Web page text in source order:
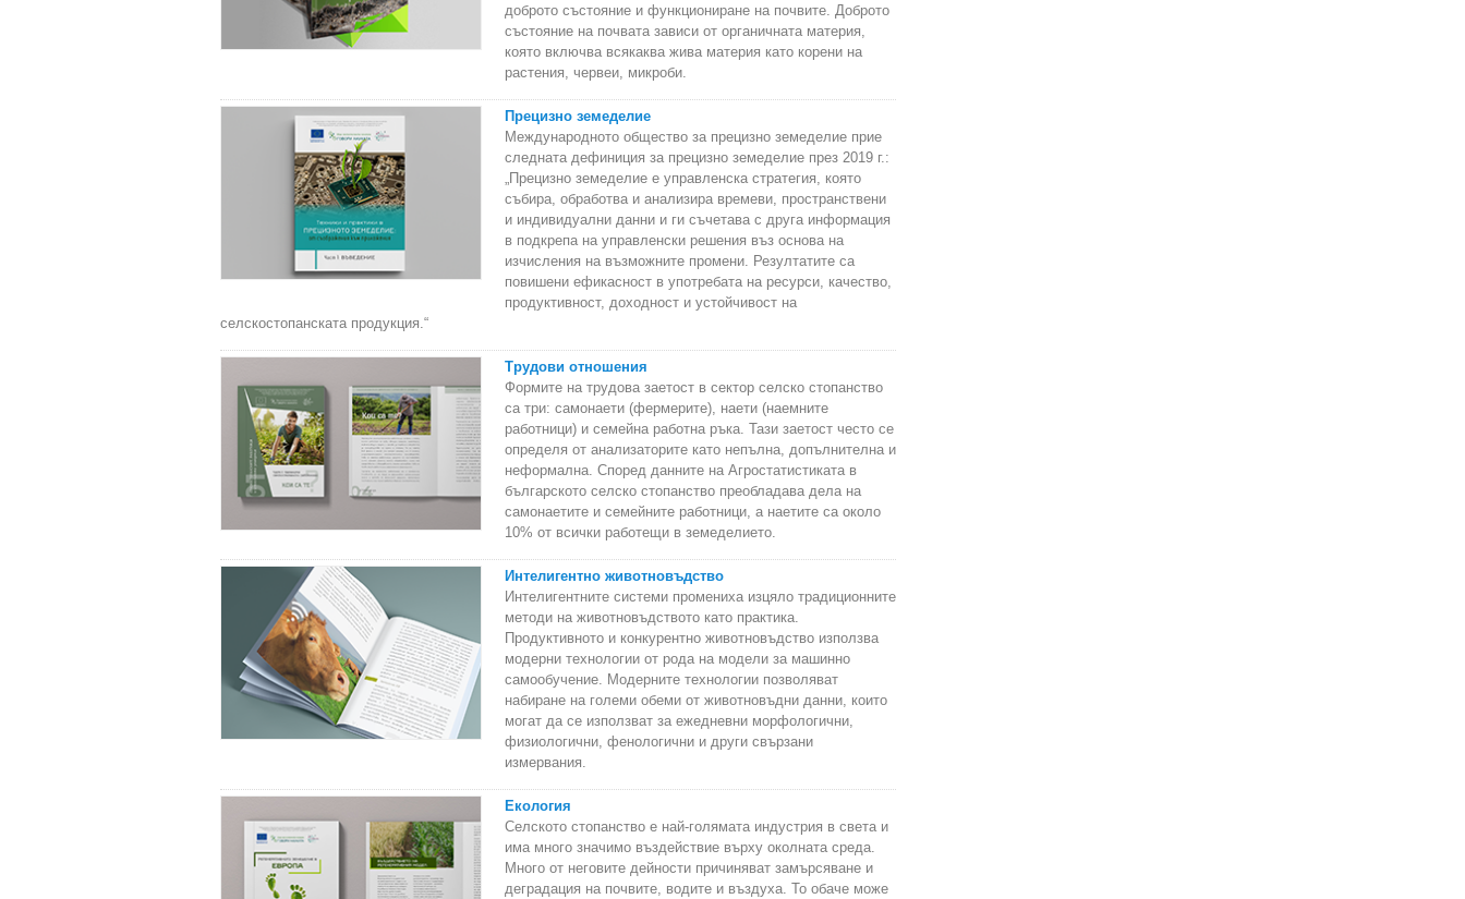
доброто състояние и функциониране на почвите. Доброто
състояние на почвата зависи от органичната материя,
която включва всякаква жива материя като корени на
растения, червеи, микроби.
Прецизно земеделие
Международното общество за прецизно земеделие прие
следната дефиниция за прецизно земеделие през 2019 г.:
„Прецизно земеделие е управленска стратегия, която
събира, обработва и анализира времеви, пространствени
и индивидуални данни и ги съчетава с друга информация
в подкрепа на управленски решения въз основа на
изчисления на възможните промени. Резултатите са
повишени ефикасност в употребата на ресурси, качество,
продуктивност, доходност и устойчивост на
селскостопанската продукция.“
Трудови отношения
Формите на трудова заетост в сектор селско стопанство
са три: самонаети (фермерите), наети (наемните
работници) и семейна работна ръка. Тази заетост често се
определя от анализаторите като непълна, допълнителна и
неформална. Според данните на Агростатистиката в
българското селско стопанство преобладава дела на
самонаетите и семейните работници, а наетите са около
10% от всички работещи в земеделието.
Интелигентно животновъдство
Интелигентните системи промениха изцяло традиционните
методи на животновъдството като практика.
Продуктивното и конкурентно животновъдство използва
модерни технологии от рода на модели за машинно
самообучение. Модерните технологии позволяват
набиране на големи обеми от животновъдни данни, които
могат да се използват за ежедневни морфологични,
физиологични, фенологични и други свързани
измервания.
Екология
Селското стопанство е най-голямата индустрия в света и
има много значимо въздействие върху околната среда.
Много от неговите дейности причиняват замърсяване и
деградация на почвите, водите и въздуха. То обаче може